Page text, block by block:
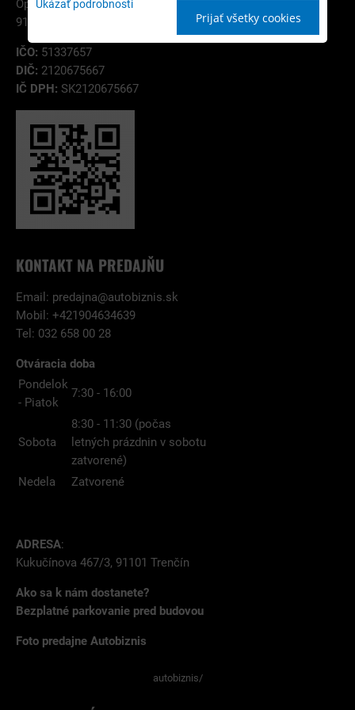
Opatovská 32
91101 Trenčín
IČO: 51337657
DIČ: 2120675667
IČ DPH: SK2120675667
KONTAKT NA PREDAJŇU
Email: predajna@autobiznis.sk
Mobil: +421904634639
Tel: 032 658 00 28
Otváracia doba
Pondelok
- Piatok
7:30 - 16:00
Sobota
8:30 - 11:30 (počas
letných prázdnin v sobotu
zatvorené)
Nedela
Zatvorené
ADRESA:
Kukučínova 467/3, 91101 Trenčín
Ako sa k nám dostanete?
Bezplatné parkovanie pred budovou
Foto predajne Autobiznis
autobiznis/
Ukázať podrobnosti
Prijať všetky cookies